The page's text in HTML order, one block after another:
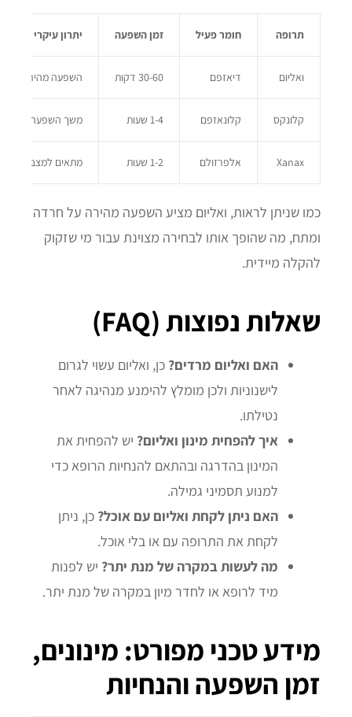
תרופה חומר פעיל זמן השפעה יתרון עיקרי
ואליום דיאזפם 30-60 דקות השפעה מהירה על
קלונקס קלונאזפם 1-4 שעות משך השפעה ארוך יותר
Xanax אלפרזולם 1-2 שעות מתאים למצבי חרדה
כמו שניתן לראות, ואליום מציע השפעה מהירה על חרדה
ומתח, מה שהופך אותו לבחירה מצוינת עבור מי שזקוק
להקלה מיידית.
שאלות נפוצות (FAQ)
האם ואליום מרדים?כן, ואליום עשוי לגרום
לישנוניות ולכן מומלץ להימנע מנהיגה לאחר
נטילתו.
איך להפחית מינון ואליום?יש להפחית את
המינון בהדרגה ובהתאם להנחיות הרופא כדי
למנוע תסמיני גמילה.
האם ניתן לקחת ואליום עם אוכל?כן, ניתן
לקחת את התרופה עם או בלי אוכל.
מה לעשות במקרה של מנת יתר?יש לפנות
מיד לרופא או לחדר מיון במקרה של מנת יתר.
מידע טכני מפורט: מינונים,
זמן השפעה והנחיות